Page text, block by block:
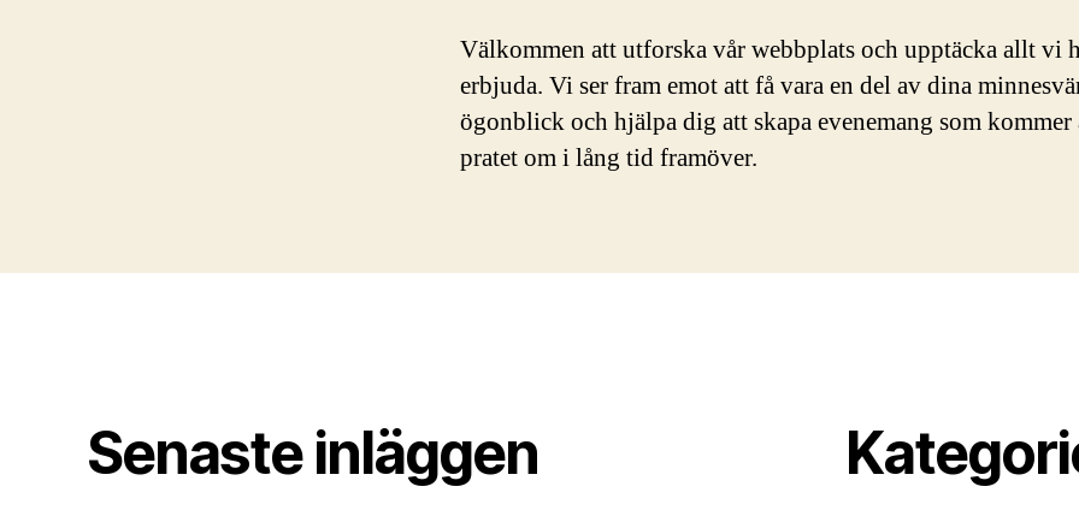
Välkommen att utforska vår webbplats och upptäcka allt vi
erbjuda. Vi ser fram emot att få vara en del av dina
ögonblick och hjälpa dig att skapa evenemang som
pratet om i lång tid framöver.
Senaste inläggen